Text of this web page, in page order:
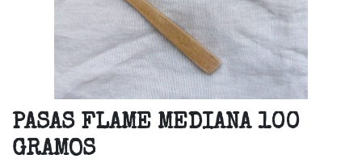
PASAS FLAME MEDIANA 100
GRAMOS